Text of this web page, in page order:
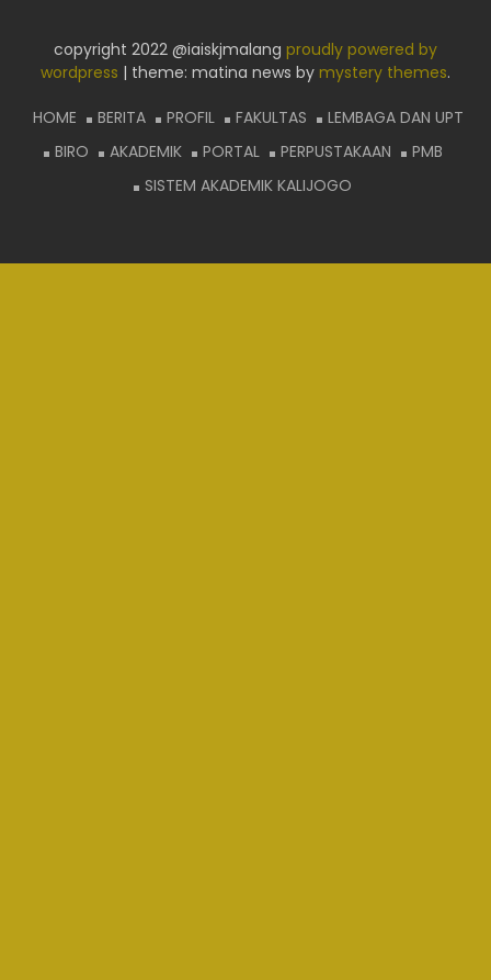
copyright 2022 @iaiskjmalang proudly powered by
wordpress | theme: matina news by mystery themes.
HOME BERITA PROFIL FAKULTAS
LEMBAGA DAN UPT
BIRO
AKADEMIK PORTAL PERPUSTAKAAN
PMB
SISTEM AKADEMIK KALIJOGO